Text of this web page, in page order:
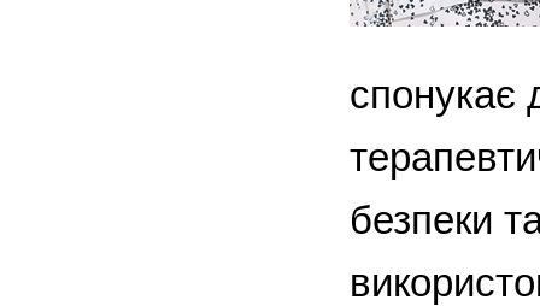
спонукає
безпеки